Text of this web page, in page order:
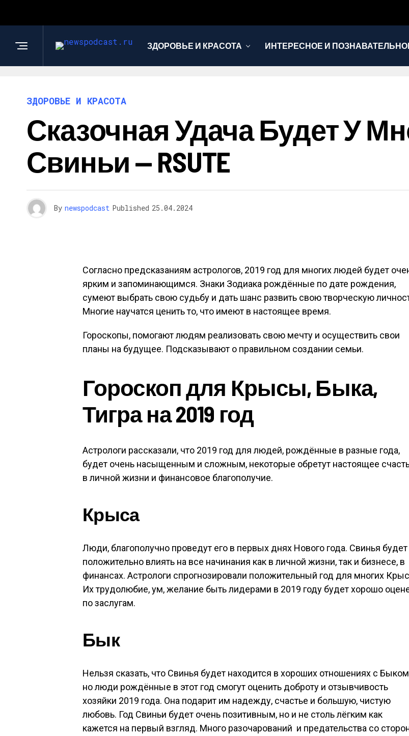
ЗДОРОВЬЕ И КРАСОТА ИНТЕРЕСНОЕ И
ЗДОРОВЬЕ И КРАСОТА
Сказочная Удача Будет У
Свиньи — RSUTE
By newspodcast Published 25.04.2024
Согласно предсказаниям астрологов, 2019 год для многих людей будет
ярким и запоминающимся. Знаки Зодиака рождённые по дате рождения,
сумеют выбрать свою судьбу и дать шанс развить свою творческую
Многие научатся ценить то, что имеют в настоящее время.
Гороскопы, помогают людям реализовать свою мечту и осуществить свои
планы на будущее. Подсказывают о правильном создании семьи.
Гороскоп для Крысы, Быка,
Тигра на 2019 год
Астрологи рассказали, что 2019 год для людей, рождённые в разные года,
будет очень насыщенным и сложным, некоторые обретут настоящее
в личной жизни и финансовое благополучие.
Крыса
Люди, благополучно проведут его в первых днях Нового года. Свинья будет
положительно влиять на все начинания как в личной жизни, так и бизнесе, в
финансах. Астрологи спрогнозировали положительный год для многих
Их трудолюбие, ум, желание быть лидерами в 2019 году будет хорошо
по заслугам.
Бык
Нельзя сказать, что Свинья будет находится в хороших отношениях с
но люди рождённые в этот год смогут оценить доброту и отзывчивость
хозяйки 2019 года. Она подарит им надежду, счастье и большую, чистую
любовь. Год Свиньи будет очень позитивным, но и не столь лёгким как
кажется на первый взгляд. Много разочарований и предательства со